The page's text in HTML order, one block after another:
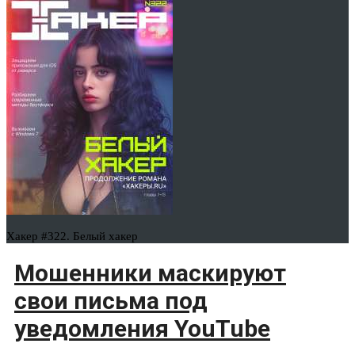
Хакер #322. Белый хакер
Мошенники маскируют
свои письма под
уведомления YouTube